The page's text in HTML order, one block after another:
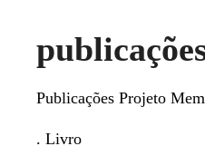
Publicações Projeto
. Livro